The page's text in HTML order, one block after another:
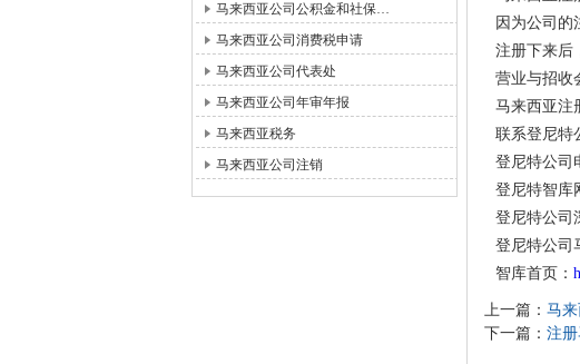
马来西亚公司公积金和社保…
马来西亚公司消费税申请
马来西亚公司代表处
马来西亚公司年审年报
马来西亚税务
马来西亚公司注销
因为公司的
注册下来后
营业与招收
马来西亚注
联系登尼特
登尼特公司
登尼特智库
登尼特公司
登尼特公司
智库首页：
上一篇： 马
下一篇： 注